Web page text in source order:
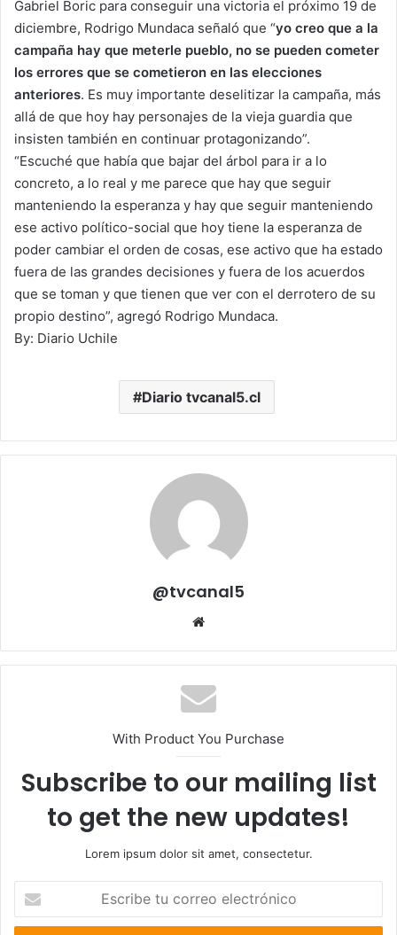
Gabriel Boric para conseguir una victoria el próximo 19 de
diciembre, Rodrigo Mundaca señaló que “yo creo que a la
campaña hay que meterle pueblo, no se pueden cometer
los errores que se cometieron en las elecciones
anteriores. Es muy importante deselitizar la campaña, más
allá de que hoy hay personajes de la vieja guardia que
insisten también en continuar protagonizando”.
“Escuché que había que bajar del árbol para ir a lo
concreto, a lo real y me parece que hay que seguir
manteniendo la esperanza y hay que seguir manteniendo
ese activo político-social que hoy tiene la esperanza de
poder cambiar el orden de cosas, ese activo que ha estado
fuera de las grandes decisiones y fuera de los acuerdos
que se toman y que tienen que ver con el derrotero de su
propio destino”, agregó Rodrigo Mundaca.
By: Diario Uchile
Diario tvcanal5.cl
@tvcanal5
With Product You Purchase
Subscribe to our mailing list
to get the new updates!
Lorem ipsum dolor sit amet, consectetur.
correo